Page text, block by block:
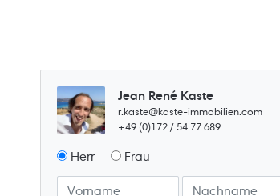
Jean René Kaste
r.kaste@kaste-immobilien.com
+49 (0)172 / 54 77 689
Herr Frau